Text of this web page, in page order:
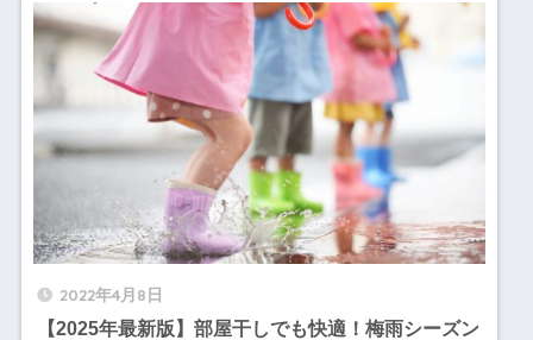
2022年4月8日
【2025年最新版】部屋干しでも快適！梅雨シーズン